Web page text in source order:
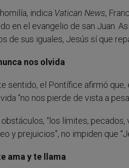
indica Vatican News,
en el evangelio de san Juan.
de sus iguales, Jesús sí que
nos olvida
sentido, el Pontífice afirmó
“no nos pierde de vista a
“los límites, pecados,
y prejuicios”, no impiden que
ama y te llama